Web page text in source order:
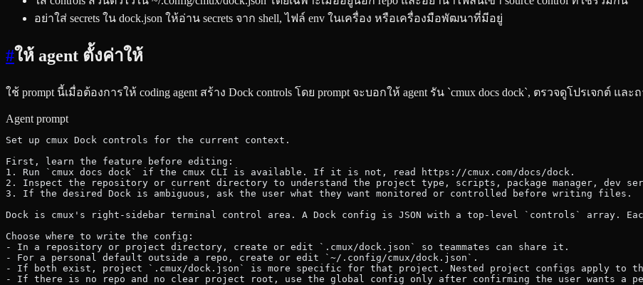
อย่าใส่ secrets ใน dock.json ให้อ่าน secrets จาก shell, ไฟล์ env ในเครื่อง หรือเครื่องมือพัฒนาที่มีอยู่
#ให้ agent ตั้งค่าให้
ใช้ prompt นี้เมื่อต้องการให้ coding agent สร้าง Dock controls โดย prompt จะบอกให้ agent รัน `cmux docs dock`, ตรวจดูโปรเจกต์ และ
Agent prompt
Set up cmux Dock controls for the current context.
First, learn the feature before editing:
1. Run `cmux docs dock` if the cmux CLI is available. If it is not, read https://cmux.com/docs/dock.
2. Inspect the repository or current directory to understand the project type, scripts, package manager, dev
3. If the desired Dock is ambiguous, ask the user what they want monitored or controlled before writing files.
Dock is cmux's right-sidebar terminal control area. A Dock config is JSON with a top-level `controls` array.
Choose where to write the config:
- In a repository or project directory, create or edit `.cmux/dock.json` so teammates can share it.
- For a personal default outside a repo, create or edit `~/.config/cmux/dock.json`.
- If both exist, project `.cmux/dock.json` is more specific for that project. Nested project configs apply
- If there is no repo and no clear project root, use the global config only after confirming the user wants a